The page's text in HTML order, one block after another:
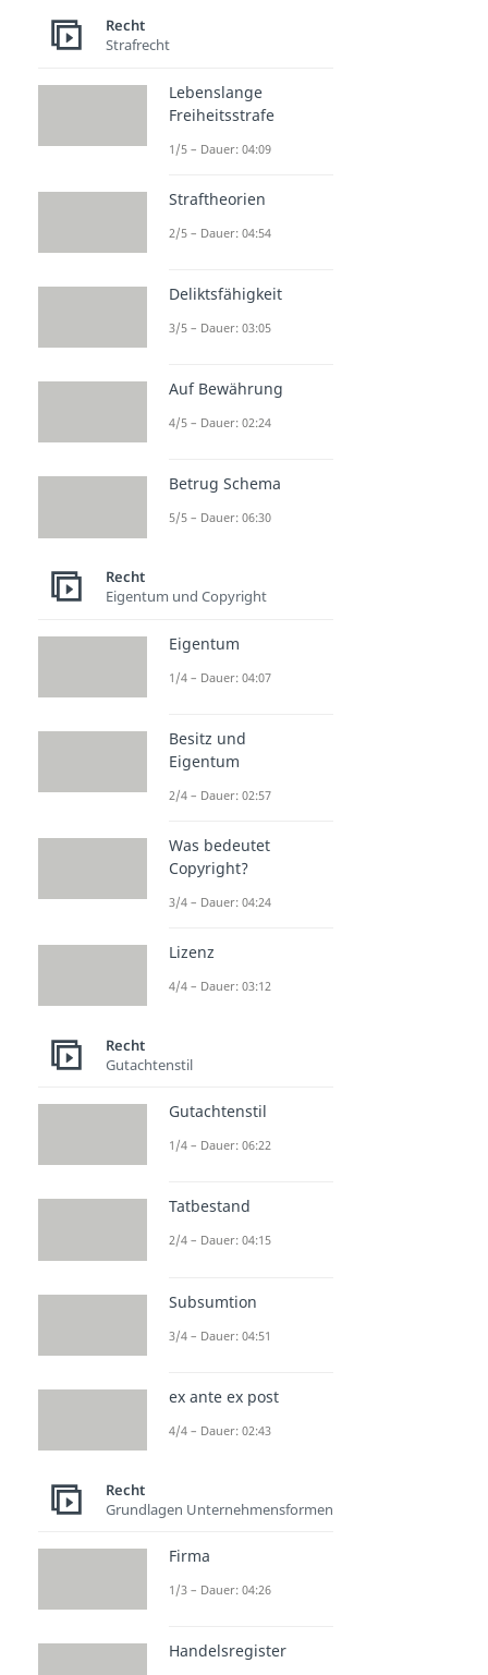
Recht
Strafrecht
Lebenslange
Freiheitsstrafe
1/5 – Dauer: 04:09
Straftheorien
2/5 – Dauer: 04:54
Deliktsfähigkeit
3/5 – Dauer: 03:05
Auf Bewährung
4/5 – Dauer: 02:24
Betrug Schema
5/5 – Dauer: 06:30
Recht
Eigentum und Copyright
Eigentum
1/4 – Dauer: 04:07
Besitz und
Eigentum
2/4 – Dauer: 02:57
Was bedeutet
Copyright?
3/4 – Dauer: 04:24
Lizenz
4/4 – Dauer: 03:12
Recht
Gutachtenstil
Gutachtenstil
1/4 – Dauer: 06:22
Tatbestand
2/4 – Dauer: 04:15
Subsumtion
3/4 – Dauer: 04:51
ex ante ex post
4/4 – Dauer: 02:43
Recht
Grundlagen Unternehmensformen
Firma
1/3 – Dauer: 04:26
Handelsregister